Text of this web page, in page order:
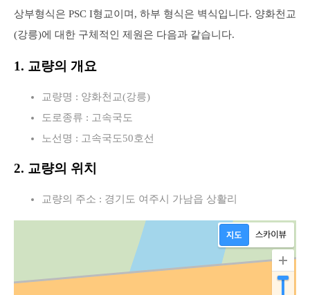
상부형식은 PSC I형교이며, 하부 형식은 벽식입니다. 양화천교
(강릉)에 대한 구체적인 제원은 다음과 같습니다.
1. 교량의 개요
교량명 : 양화천교(강릉)
도로종류 : 고속국도
노선명 : 고속국도50호선
2. 교량의 위치
교량의 주소 : 경기도 여주시 가남읍 상활리